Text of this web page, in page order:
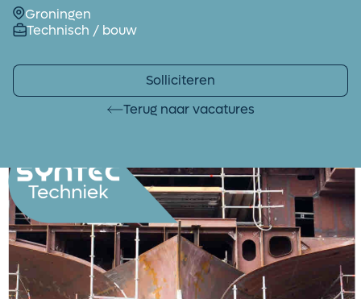
Groningen
Technisch / bouw
Solliciteren
Terug naar vacatures